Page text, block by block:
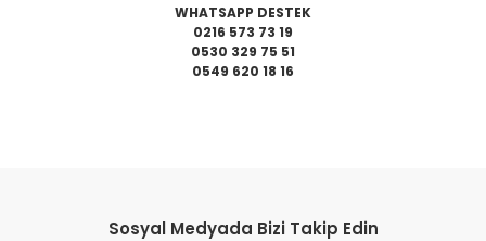
WHATSAPP DESTEK
0216 573 73 19
0530 329 75 51
0549 620 18 16
Sosyal Medyada Bizi Takip Edin